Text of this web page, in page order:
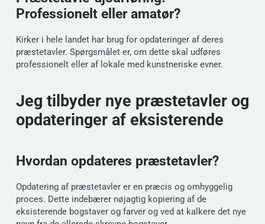
Professionelt eller amatør?
Kirker i hele landet har brug for opdateringer af deres
præstetavler. Spørgsmålet er, om dette skal udføres
professionelt eller af lokale med kunstneriske evner.
Jeg tilbyder nye præstetavler og
opdateringer af eksisterende
Hvordan opdateres præstetavler?
Opdatering af præstetavler er en præcis og omhyggelig
proces. Dette indebærer nøjagtig kopiering af de
eksisterende bogstaver og farver og ved at kalkere det nye